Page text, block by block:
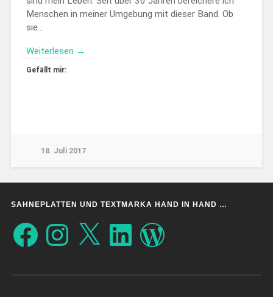
Menschen in meiner Umgebung mit dieser Band. Ob
sie…
Weiterlesen →
Gefällt mir:
18. Juli 2017
SAHNEPLATTEN UND TEXTMARKA HAND IN HAND …